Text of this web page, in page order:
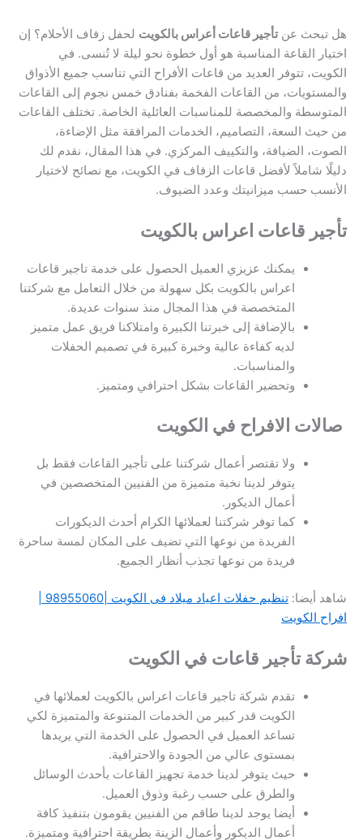
هل تبحث عنتأجير قاعات أعراس بالكويت لحفل زفاف الأحلام؟ إن
اختيار القاعة المناسبة هو أول خطوة نحو ليلة لا تُنسى. في
الكويت، تتوفر العديد من قاعات الأفراح التي تناسب جميع الأذواق
والمستويات، من القاعات الفخمة بفنادق خمس نجوم إلى القاعات
المتوسطة والمخصصة للمناسبات العائلية الخاصة. تختلف القاعات
من حيث السعة، التصاميم، الخدمات المرافقة مثل الإضاءة،
الصوت، الضيافة، والتكييف المركزي. في هذا المقال، نقدم لك
دليلًا شاملاً لأفضل قاعات الزفاف في الكويت، مع نصائح لاختيار
الأنسب حسب ميزانيتك وعدد الضيوف.
تأجير قاعات اعراس بالكويت
يمكنك عزيزي العميل الحصول على خدمة تاجير قاعات
اعراس بالكويت بكل سهولة من خلال التعامل مع شركتنا
المتخصصة في هذا المجال منذ سنوات عديدة.
بالإضافة إلى خبرتنا الكبيرة وامتلاكنا فريق عمل متميز
لديه كفاءة عالية وخبرة كبيرة في تصميم الحفلات
والمناسبات.
وتحضير القاعات بشكل احترافي ومتميز.
صالات الافراح في الكويت
ولا تقتصر أعمال شركتنا على تأجير القاعات فقط بل
يتوفر لدينا نخبة متميزة من الفنيين المتخصصين في
أعمال الديكور.
كما توفر شركتنا لعملائها الكرام أحدث الديكورات
الفريدة من نوعها التي تضيف على المكان لمسة ساحرة
فريدة من نوعها تجذب أنظار الجميع.
شاهد أيضا:
افراح الكويت
شركة تأجير قاعات في الكويت
تقدم شركة تاجير قاعات اعراس بالكويت لعملائها في
الكويت قدر كبير من الخدمات المتنوعة والمتميزة لكي
تساعد العميل في الحصول على الخدمة التي يريدها
بمستوى عالي من الجودة والاحترافية.
حيث يتوفر لدينا خدمة تجهيز القاعات بأحدث الوسائل
والطرق على حسب رغبة وذوق العميل.
أيضا يوجد لدينا طاقم من الفنيين يقومون بتنفيذ كافة
أعمال الديكور وأعمال الزينة بطريقة احترافية ومتميزة.